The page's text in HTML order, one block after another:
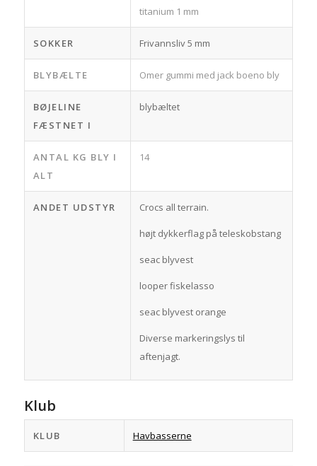
titanium 1 mm
SOKKER Frivannsliv 5 mm
BLYBÆLTE Omer gummi med jack boeno bly
BØJELINE
FÆSTNET I
blybæltet
ANTAL KG BLY I
ALT
14
ANDET UDSTYR Crocs all terrain.
højt dykkerflag på teleskobstang
seac blyvest
looper fiskelasso
seac blyvest orange
Diverse markeringslys til
aftenjagt.
Klub
KLUB Havbasserne